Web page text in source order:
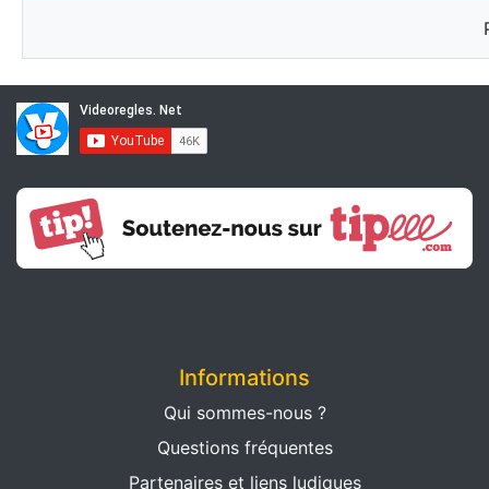
Informations
Qui sommes-nous ?
Questions fréquentes
Partenaires et liens ludiques